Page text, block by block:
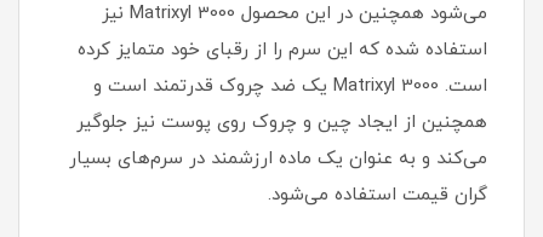
می‌شود همچنین در این محصول Matrixyl 3000 نیز
استفاده شده که این سرم را از رقبای خود متمایز کرده
است. Matrixyl 3000 یک ضد چروک قدرتمند است و
همچنین از ایجاد چین و چروک روی پوست نیز جلوگیر
می‌کند و به عنوان یک ماده ارزشمند در سرم‌های بسیار
گران قیمت استفاده می‌شود.